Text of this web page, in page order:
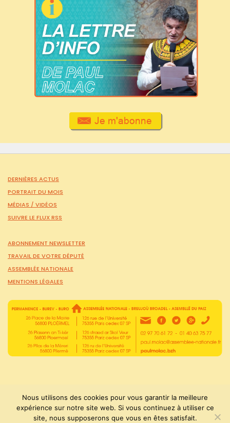
DERNIÈRES ACTUS
PORTRAIT DU MOIS
MÉDIAS / VIDÉOS
SUIVRE LE FLUX RSS
ABONNEMENT NEWSLETTER
TRAVAIL DE VOTRE DÉPUTÉ
ASSEMBLÉE NATIONALE
MENTIONS LÉGALES
PaulMolac © Tous droits réservés 2015-2026
Nous utilisons des cookies pour vous garantir la meilleure
expérience sur notre site web. Si vous continuez à utiliser ce
site, nous supposerons que vous en êtes satisfait.